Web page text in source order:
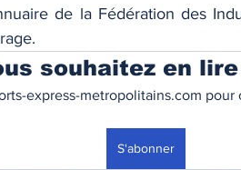
de la Fédération des
souhaitez en
express-metropolitains.com
S'abonner